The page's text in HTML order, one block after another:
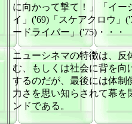
に向かって撃て！」「イー
イ」('69)「スケアクロウ」
ードライバー」('75)・・・
ニューシネマの特徴は、反
む、もしくは社会に背を向
するのだが、最後には体制
力さを思い知らされて幕を
ンドである。